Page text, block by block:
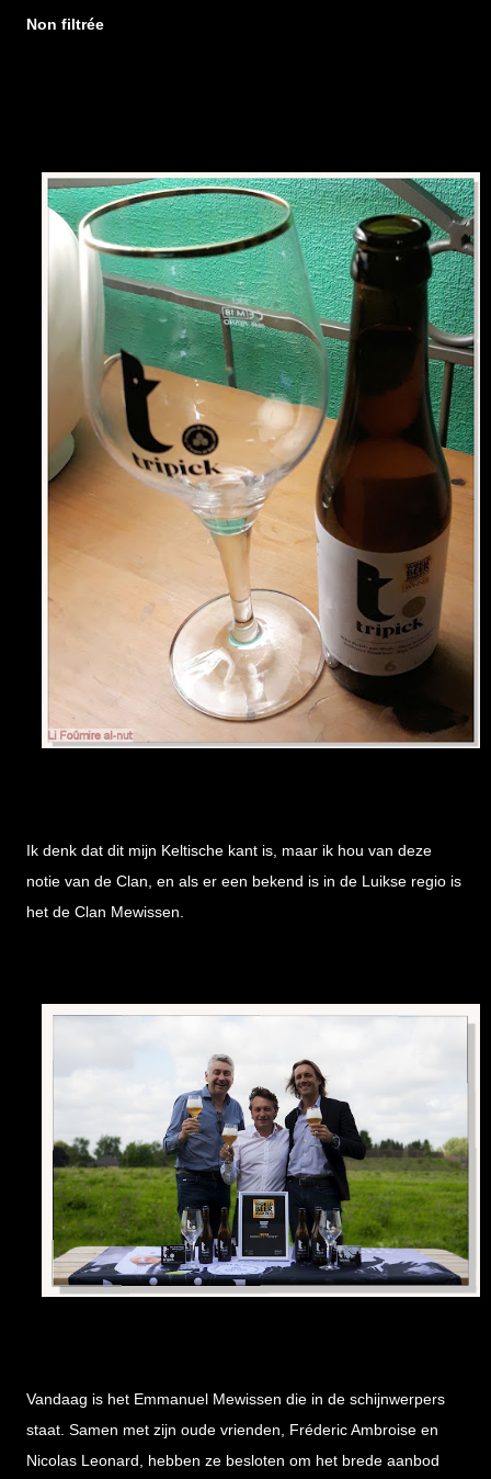
Non filtrée
Ik denk dat dit mijn Keltische kant is, maar ik hou van deze
notie van de Clan, en als er een bekend is in de Luikse regio is
het de Clan Mewissen.
Vandaag is het Emmanuel Mewissen die in de schijnwerpers
staat. Samen met zijn oude vrienden, Fréderic Ambroise en
Nicolas Leonard, hebben ze besloten om het brede aanbod